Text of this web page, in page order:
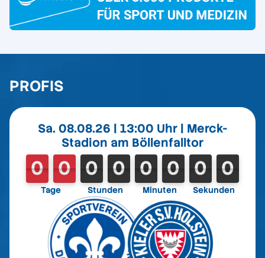
PROFIS
Sa. 08.08.26 | 13:00 Uhr | Merck-
Stadion am Böllenfalltor
0
0 0
0
Tage
0
0 0
0
Stunden
0
0 0
0
Minuten
0
0 0
0
0
0
Sekunden